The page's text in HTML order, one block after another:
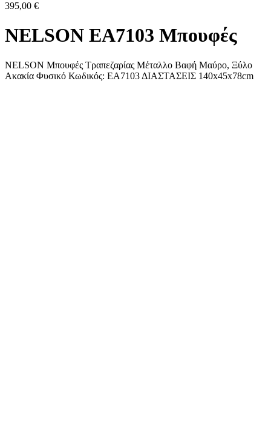
395,00 €
NELSON ΕΑ7103 Μπουφές
NELSON Μπουφές Τραπεζαρίας Μέταλλο Βαφή Μαύρο, Ξύλο
Ακακία Φυσικό Κωδικός: ΕΑ7103 ΔΙΑΣΤΑΣΕΙΣ 140x45x78cm